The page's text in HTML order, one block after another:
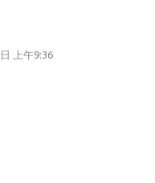
上午9:36